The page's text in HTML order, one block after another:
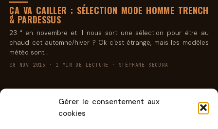
Gérer le consentement aux
cookies
ÇA VA CAILLER : SÉLECTION MODE HOMME TRENCH
& PARDESSUS
23 ° en novembre et il nous sort une sélection pour être au
chaud cet automne/hiver ? Ok c'est étrange, mais les modèles
météo sont…
08 NOV 2015 · 1 MIN DE LECTURE · STÉPHANE SEGURA